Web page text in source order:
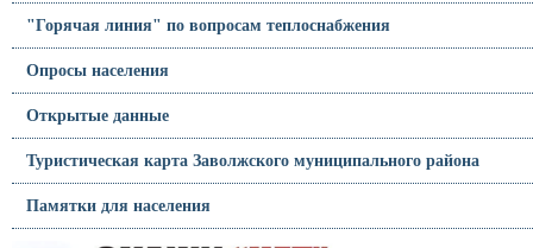
"Горячая линия" по вопросам теплоснабжения
Опросы населения
Открытые данные
Туристическая карта Заволжского муниципального района
Памятки для населения